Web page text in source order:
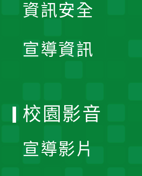
資訊安全
宣導資訊
校園影音
宣導影片